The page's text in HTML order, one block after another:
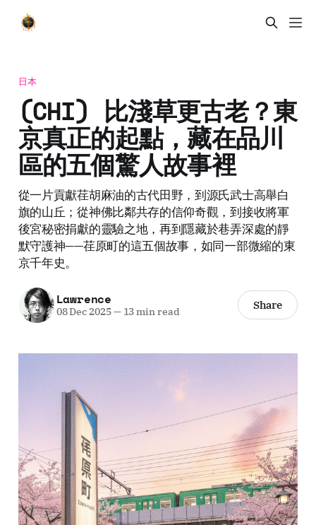
日本
(CHI) 比淺草更古老？東
京真正的起點，藏在品川
區的五個驚人故事裡
從一片貢獻荏胡麻油的古代田野，到源氏武士高舉白
旗的山丘；從神佛比鄰共存的信仰奇觀，到接收將軍
後宮秘密捐獻的靈驗之地，再到隱藏於巷弄深處的靜
默守護神——荏原町的這五個故事，如同一部微縮的東
京千年史。
Lawrence
08 Dec 2025—13 min read Share